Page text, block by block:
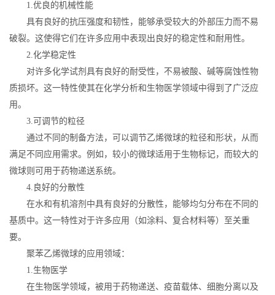
1.优良的机械性能
具有良好的抗压强度和韧性，能够承受较大的外部压力而不易
破裂。这使得它们在许多应用中表现出良好的稳定性和耐用性。
2.化学稳定性
对许多化学试剂具有良好的耐受性，不易被酸、碱等腐蚀性物
质损坏。这一特性使其在化学分析和生物医学领域中得到了广泛应
用。
3.可调节的粒径
通过不同的制备方法，可以调节乙烯微球的粒径和形状，从而
满足不同应用需求。例如，较小的微球适用于生物标记，而较大的
微球则可用于药物递送系统。
4.良好的分散性
在水和有机溶剂中具有良好的分散性，能够均匀分布在不同的
基质中。这一特性对于许多应用（如涂料、复合材料等）至关重
要。
聚苯乙烯微球的应用领域：
1.生物医学
在生物医学领域，被用于药物递送、疫苗载体、细胞分离以及